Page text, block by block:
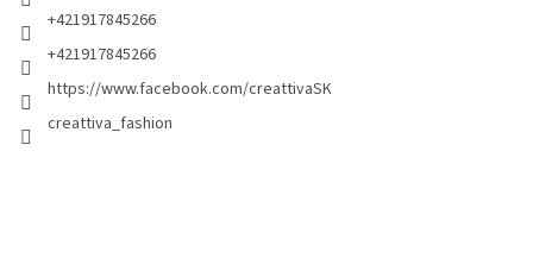
+421917845266
+421917845266
https://www.facebook.com/creattivaSK
creattiva_fashion